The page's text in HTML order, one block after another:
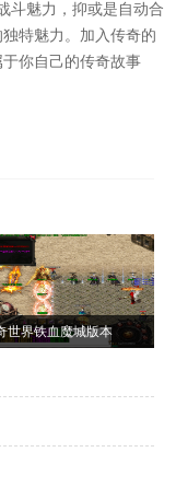
斗魅力，抑或是自动合
特魅力。加入传奇的
你自己的传奇故事
世界铁血魔城版本